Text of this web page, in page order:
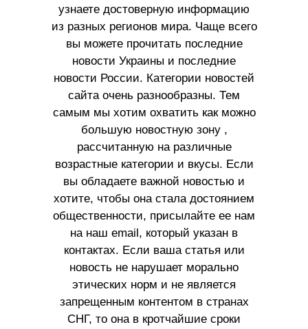
узнаете достоверную информацию
из разных регионов мира. Чаще всего
вы можете прочитать последние
новости Украины и последние
новости России. Категории новостей
сайта очень разнообразны. Тем
самым мы хотим охватить как можно
большую новостную зону ,
рассчитанную на различные
возрастные категории и вкусы. Если
вы обладаете важной новостью и
хотите, чтобы она стала достоянием
общественности, присылайте ее нам
на наш email, который указан в
контактах. Если ваша статья или
новость не нарушает морально
этических норм и не является
запрещенным контентом в странах
СНГ, то она в кротчайшие сроки